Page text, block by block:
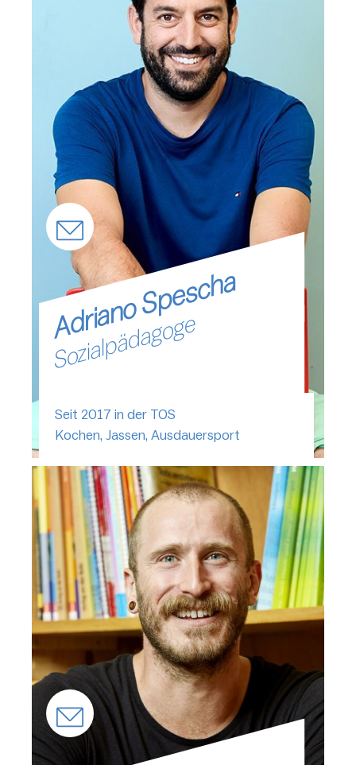
Adriano Spescha
Sozialpädagoge
Seit 2017 in der TOS
Kochen, Jassen, Ausdauersport